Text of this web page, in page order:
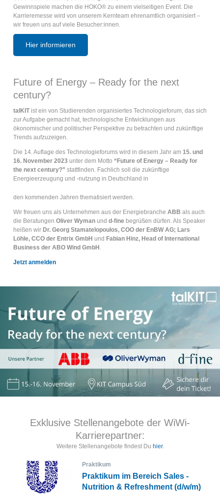
Gewinnspiele machen die HOKO® zu einem vielseitigen Event. Die
Karrieremesse wird von unserem Kernteam ehrenamtlich organisiert –
wir freuen uns auf viele Besucher:innen.
Hier informieren
Future of Energy – Ready for the next
century?
talKITist ein von Studierenden organisiertes Technologieforum, das sich
zur Aufgabe gemacht hat, technologische Entwicklungen aus
ökonomischer und politischer Perspektive zu betrachten und zukünftige
Trends aufzuzeigen.
Die 14. Auflage des Technologieforums wird in diesem Jahr am 15. und
16. November 2023 unter dem Motto “Future of Energy – Ready for
the next century?” stattfinden. Fachlich soll die zukünftige
Energieerzeugung und -nutzung in Deutschland in
den kommenden Jahren thematisiert werden.
Wir freuen uns als Unternehmen aus der Energiebranche ABB als auch
die Beratungen Oliver Wymanund d-finebegrüßen dürfen. Als Speaker
heißen wir Dr. Georg Stamatelopoulos, COO der EnBW AG; Lars
Löhle, CCO der Entrix GmbH und Fabian Hinz, Head of International
Business der ABO Wind GmbH .
Jetzt anmelden
Exklusive Stellenangebote der WiWi-
Karrierepartner:
Weitere Stellenangebote findest Du hier.
Praktikum
Praktikum im Bereich Sales -
Nutrition & Refreshment (d/w/m)